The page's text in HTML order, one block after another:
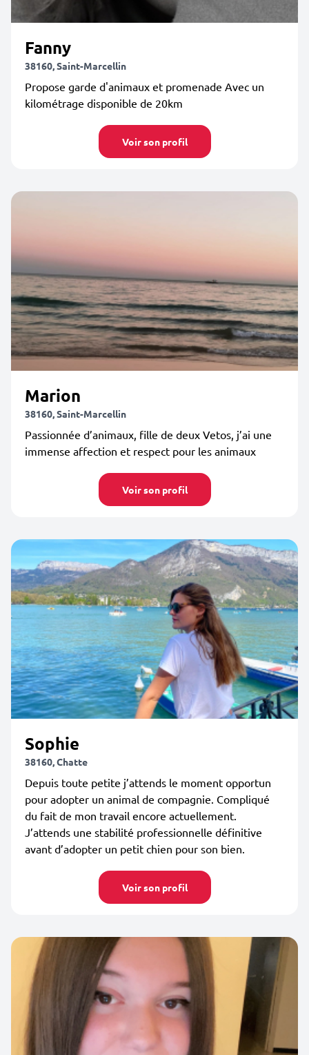
Fanny
38160, Saint-Marcellin
Propose garde d'animaux et promenade Avec un
kilométrage disponible de 20km
Voir son profil
Marion
38160, Saint-Marcellin
Passionnée d’animaux, fille de deux Vetos, j’ai une
immense affection et respect pour les animaux
Voir son profil
Sophie
38160, Chatte
Depuis toute petite j’attends le moment opportun
pour adopter un animal de compagnie. Compliqué
du fait de mon travail encore actuellement.
J’attends une stabilité professionnelle définitive
avant d’adopter un petit chien pour son bien.
Voir son profil